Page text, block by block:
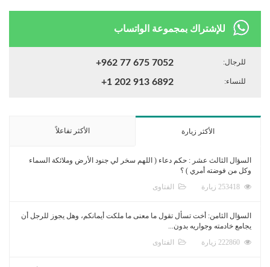
للإشتراك بمجموعة الواتساب
للرجال: +962 77 675 7052
للنساء: +1 202 913 6892
الأكثر زيارة الأكثر تفاعلاً
السؤال الثالث عشر : حكم دعاء ( اللهم سخر لي جنود الأرض وملائكة السماء
وكل من فوضته أمري ) ؟
الفتاوى
السؤال الثامن: أخت تسأل تقول ما معنى ما ملكت أيمانكم، وهل يجوز للرجل أن
يجامع خادمته وجواريه بدون...
الفتاوى